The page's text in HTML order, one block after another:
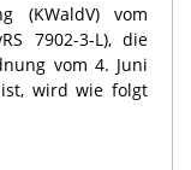
(KWaldV) vom
7902-3-L), die
vom 4. Juni
ist, wird wie folgt